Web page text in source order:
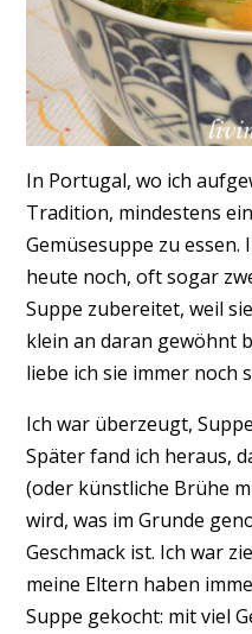
In Portugal, wo ich
Tradition, mindestens
Gemüsesuppe zu
heute noch, oft sogar
Suppe zubereitet, weil
klein an daran gewöhnt
liebe ich sie immer noch
Ich war überzeugt,
Später fand ich heraus,
(oder künstliche Brühe
wird, was im Grunde
Geschmack ist. Ich war
meine Eltern haben
Suppe gekocht: mit viel